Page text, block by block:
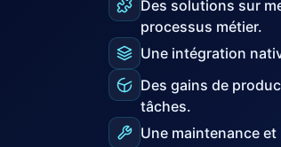
Des solutions sur
processus métier.
Une intégration
Des gains de
tâches.
Une maintenance